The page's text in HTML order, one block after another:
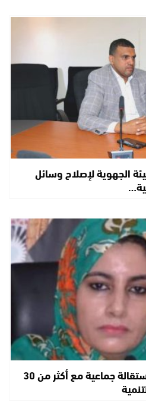
الجهوية لإصلاح وسائل
زلزال سياسي بالعيون… استقالة جماعية مع أكثر من 30